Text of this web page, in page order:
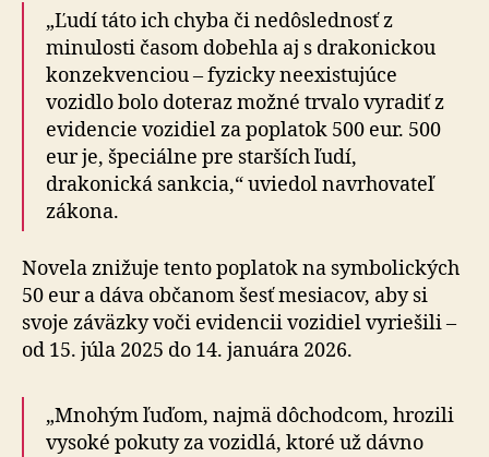
„Ľudí táto ich chyba či nedôslednosť z
minulosti časom dobehla aj s drakonickou
konzekvenciou – fyzicky neexistujúce
vozidlo bolo doteraz možné trvalo vyradiť z
evidencie vozidiel za poplatok 500 eur. 500
eur je, špeciálne pre starších ľudí,
drakonická sankcia,“ uviedol navrhovateľ
zákona.
Novela znižuje tento poplatok na symbolických
50 eur a dáva občanom šesť mesiacov, aby si
svoje záväzky voči evidencii vozidiel vyriešili –
od 15. júla 2025 do 14. januára 2026.
„Mnohým ľuďom, najmä dôchodcom, hrozili
vysoké pokuty za vozidlá, ktoré už dávno